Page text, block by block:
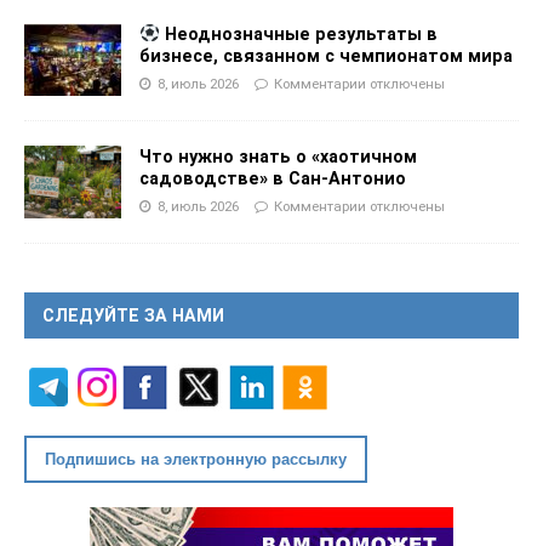
Неоднозначные результаты в
бизнесе, связанном с чемпионатом мира
8, июль 2026 Комментарии отключены
Что нужно знать о «хаотичном
садоводстве» в Сан-Антонио
8, июль 2026 Комментарии отключены
СЛЕДУЙТЕ ЗА НАМИ
Подпишись на электронную рассылку